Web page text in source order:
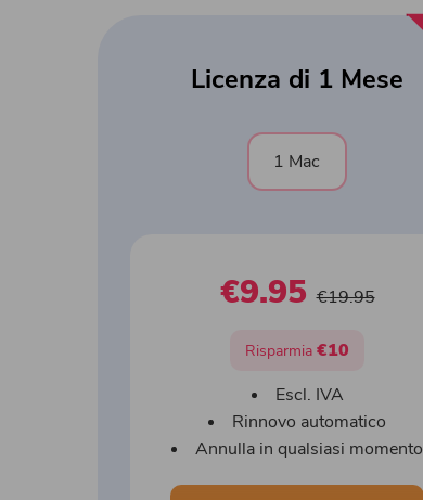
Licenza di 1 Mese
1 Mac
€9.95 €19.95
Risparmia €10
Escl. IVA
Rinnovo automatico
Annulla in qualsiasi momento